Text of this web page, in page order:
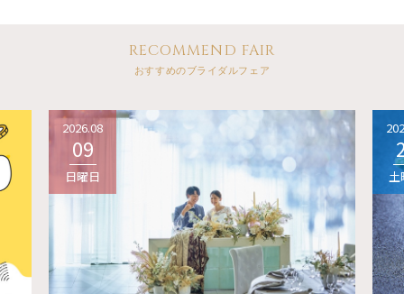
RECOMMEND FAIR
おすすめのブライダルフェア
2026.08
09
日曜日 土